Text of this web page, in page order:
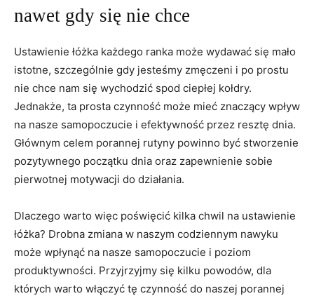
nawet gdy‍ się​ nie chce
Ustawienie łóżka każdego ranka może wydawać się mało
istotne, szczególnie gdy jesteśmy zmęczeni i po prostu
nie chce nam się wychodzić spod ciepłej⁤ kołdry.
Jednakże, ⁢ta⁣ prosta czynność może mieć znaczący wpływ
na nasze samopoczucie i ⁤efektywność przez resztę dnia.
Głównym⁣ celem porannej rutyny powinno być stworzenie
pozytywnego początku dnia oraz zapewnienie sobie
pierwotnej motywacji do działania.
Dlaczego warto więc poświęcić kilka chwil na ustawienie
⁢łóżka? Drobna zmiana w naszym codziennym nawyku
może wpłynąć na nasze samopoczucie i poziom
produktywności. Przyjrzyjmy się ‌kilku powodów,⁤ dla
których warto włączyć tę czynność ‍do naszej porannej